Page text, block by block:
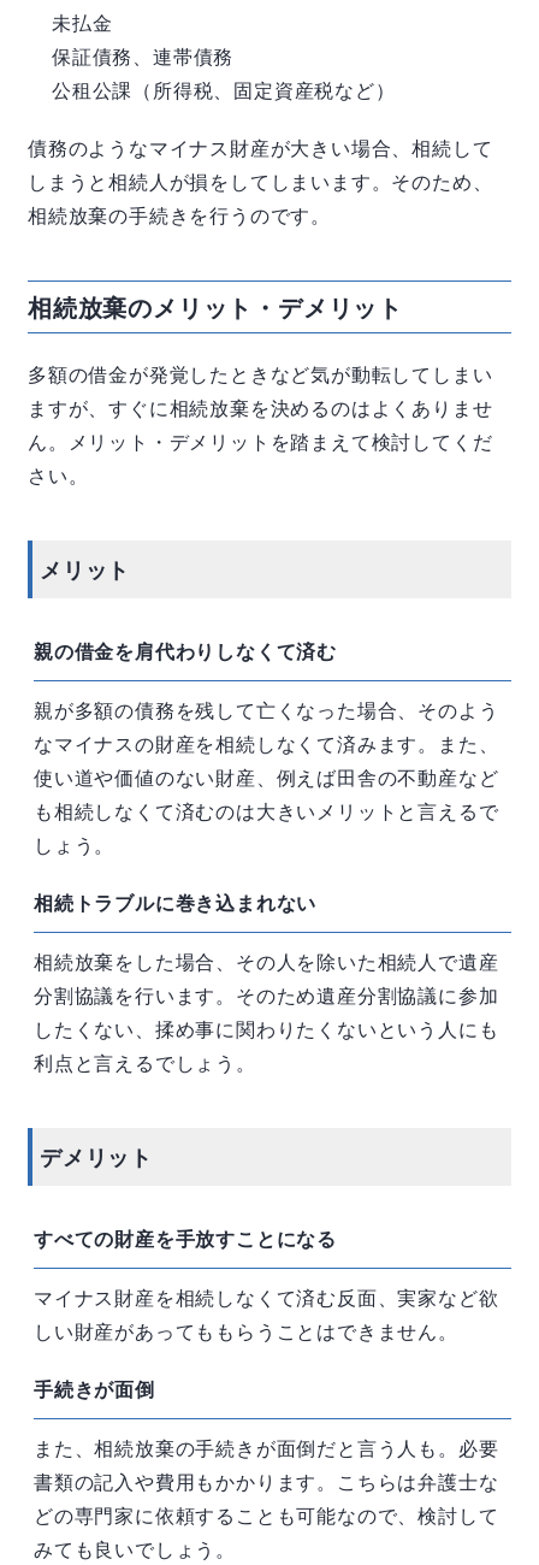
未払金
保証債務、連帯債務
公租公課（所得税、固定資産税など）
債務のようなマイナス財産が大きい場合、相続して
しまうと相続人が損をしてしまいます。そのため、
相続放棄の手続きを行うのです。
相続放棄のメリット・デメリット
多額の借金が発覚したときなど気が動転してしまい
ますが、すぐに相続放棄を決めるのはよくありませ
ん。メリット・デメリットを踏まえて検討してくだ
さい。
メリット
親の借金を肩代わりしなくて済む
親が多額の債務を残して亡くなった場合、そのよう
なマイナスの財産を相続しなくて済みます。また、
使い道や価値のない財産、例えば田舎の不動産など
も相続しなくて済むのは大きいメリットと言えるで
しょう。
相続トラブルに巻き込まれない
相続放棄をした場合、その人を除いた相続人で遺産
分割協議を行います。そのため遺産分割協議に参加
したくない、揉め事に関わりたくないという人にも
利点と言えるでしょう。
デメリット
すべての財産を手放すことになる
マイナス財産を相続しなくて済む反面、実家など欲
しい財産があってももらうことはできません。
手続きが面倒
また、相続放棄の手続きが面倒だと言う人も。必要
書類の記入や費用もかかります。こちらは弁護士な
どの専門家に依頼することも可能なので、検討して
みても良いでしょう。